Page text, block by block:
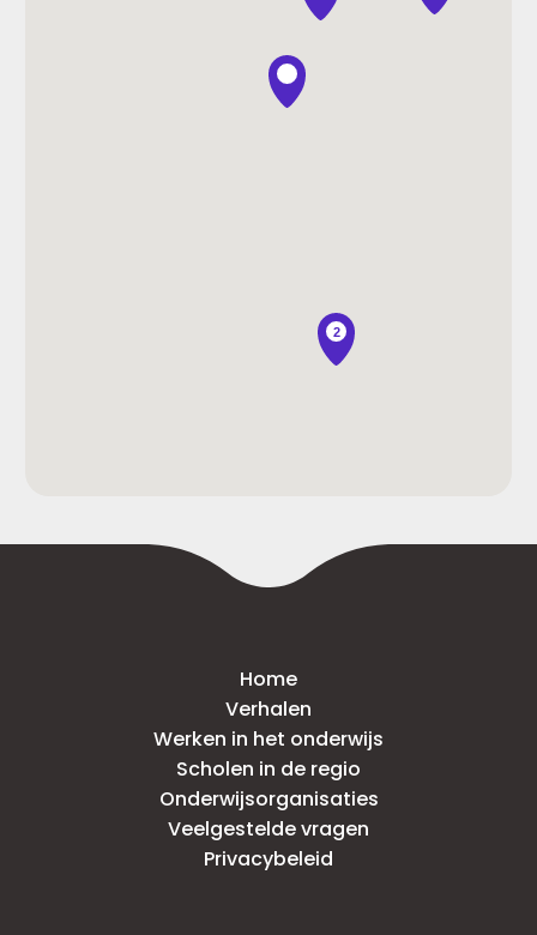
2
Home
Verhalen
Werken in het onderwijs
Scholen in de regio
Onderwijsorganisaties
Veelgestelde vragen
Privacybeleid